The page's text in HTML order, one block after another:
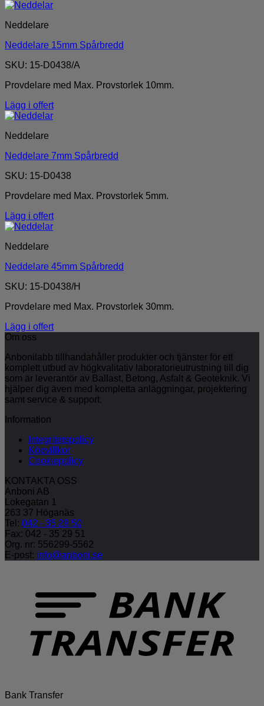
Neddelare
Neddelare 15mm Spårbredd
SKU: 15-D0438/A
Provdelare med Max. Provstorlek 10mm.
Lägg i offert
Neddelare
Neddelare 7mm Spårbredd
SKU: 15-D0438
Provdelare med Max. Provstorlek 5mm.
Lägg i offert
Neddelare
Neddelare 45mm Spårbredd
SKU: 15-D0438/H
Provdelare med Max. Provstorlek 30mm.
Lägg i offert
Om oss
Anbonilabb tillhandahåller produkter och tjänster för ett
komplett utbud av högkvalitativ laboratorieutrustning till dig
som är leverantör av Ballast, Betong, Asfalt & Geoteknik. Vi
hjälper dig även med kompletta anläggningar, projektering
samt service & support.
Information
Integritetspolicy
Köpvillkor
Cookiepolicy
KONTAKTA OSS
Anboni AB
Lokegatan 1
263 37 Höganäs
Tel: 042 - 35 29 50
Fax: 042 - 35 29 51
Org. nr: 556299-5562
E-post: info@anboni.se
Bank Transfer